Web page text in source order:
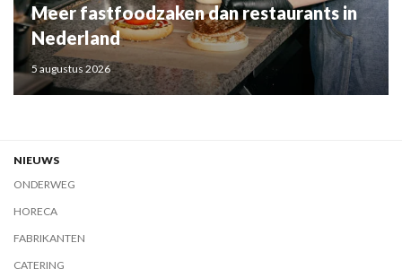
Meer fastfoodzaken dan restaurants in
Nederland
5 augustus 2026
NIEUWS
ONDERWEG
HORECA
FABRIKANTEN
CATERING